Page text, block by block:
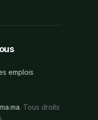
emplois
. Tous droits